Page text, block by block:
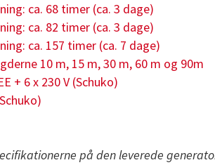
ca. 68 timer (ca. 3 dage)
ca. 82 timer (ca. 3 dage)
ca. 157 timer (ca. 7 dage)
10 m, 15 m, 30 m, 60 m og 90m
+ 6 x 230 V (Schuko)
på den leverede